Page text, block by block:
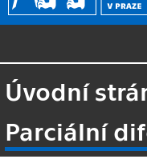
Úvodní
Parciální